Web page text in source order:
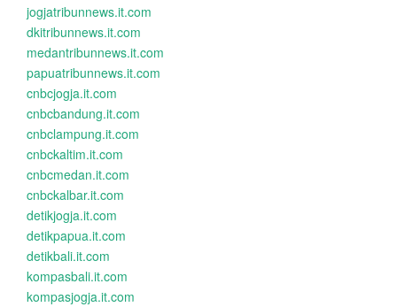
jogjatribunnews.it.com
dkitribunnews.it.com
medantribunnews.it.com
papuatribunnews.it.com
cnbcjogja.it.com
cnbcbandung.it.com
cnbclampung.it.com
cnbckaltim.it.com
cnbcmedan.it.com
cnbckalbar.it.com
detikjogja.it.com
detikpapua.it.com
detikbali.it.com
kompasbali.it.com
kompasjogja.it.com